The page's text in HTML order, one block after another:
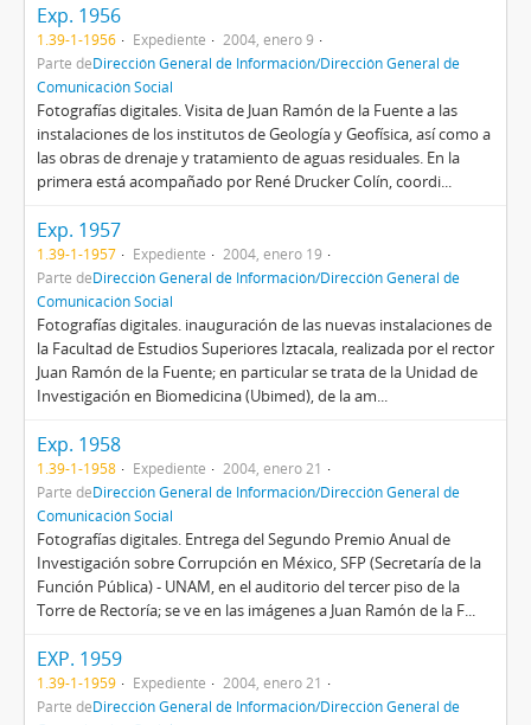
Exp. 1956
1.39-1-1956 Expediente
2004, enero 9
Parte deDirección General de Información/Dirección General de
Comunicación Social
Fotografías digitales. Visita de Juan Ramón de la Fuente a las
instalaciones de los institutos de Geología y Geofísica, así como a
las obras de drenaje y tratamiento de aguas residuales. En la
primera está acompañado por René Drucker Colín, coordi...
Exp. 1957
1.39-1-1957 Expediente
2004, enero 19
Parte deDirección General de Información/Dirección General de
Comunicación Social
Fotografías digitales. inauguración de las nuevas instalaciones de
la Facultad de Estudios Superiores Iztacala, realizada por el rector
Juan Ramón de la Fuente; en particular se trata de la Unidad de
Investigación en Biomedicina (Ubimed), de la am...
Exp. 1958
1.39-1-1958 Expediente
2004, enero 21
Parte deDirección General de Información/Dirección General de
Comunicación Social
Fotografías digitales. Entrega del Segundo Premio Anual de
Investigación sobre Corrupción en México, SFP (Secretaría de la
Función Pública) - UNAM, en el auditorio del tercer piso de la
Torre de Rectoría; se ve en las imágenes a Juan Ramón de la F...
EXP. 1959
1.39-1-1959 Expediente
2004, enero 21
Parte deDirección General de Información/Dirección General de